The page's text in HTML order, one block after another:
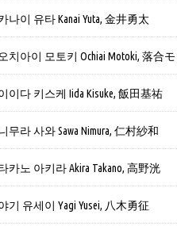
이 유타 Kanai Yuta, 金井勇太
아이 모토키 Ochiai Motoki, 落合
다 키스케 Iida Kisuke, 飯田基祐
라 사와 Sawa Nimura, 仁村紗和
노 아키라 Akira Takano, 高野洸
유세이 Yagi Yusei, 八木勇征